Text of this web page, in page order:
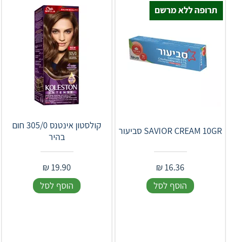
‎SAVIOR‎ ‎CREAM‎ ‎10‎GR‎ סביעור
16.36
₪
הוסף לסל
קולסטון אינטנס 305/0 חום
בהיר
19.90
₪
הוסף לסל